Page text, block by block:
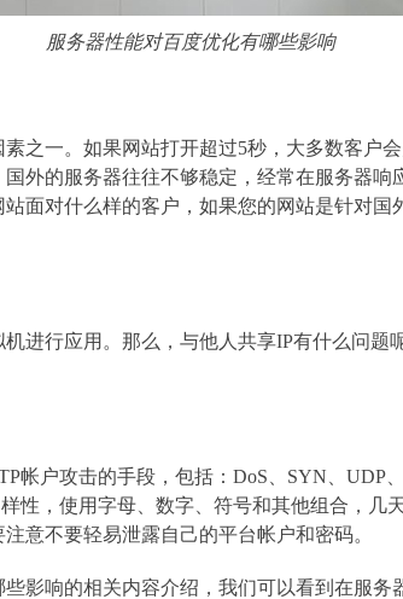
服务器性能对百度优化有哪些影响
之一。如果网站打开超过5秒，大多数客户
外的服务器往往不够稳定，经常在服务器响
面对什么样的客户，如果您的网站是针对国
进行应用。那么，与他人共享IP有什么问题
帐户攻击的手段，包括：DoS、SYN、UDP
性，使用字母、数字、符号和其他组合，几
意不要轻易泄露自己的平台帐户和密码。
影响的相关内容介绍，我们可以看到在服